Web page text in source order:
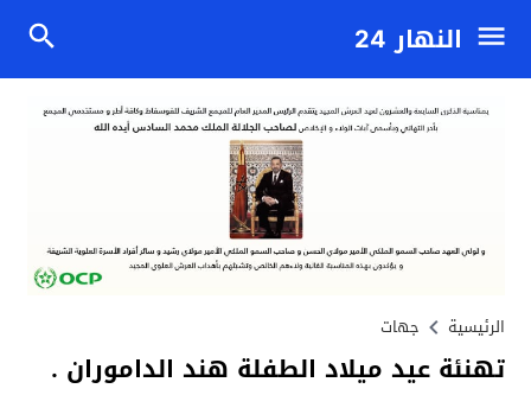
النهار 24
الرئيسية جهات
تهنئة عيد ميلاد الطفلة هند الداموران .